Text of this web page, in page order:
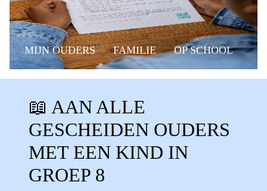
MIJN OUDERS FAMILIE OP SCHOOL
BELANGRIJKE MOMENTEN GROEP 8
MUSICAL EINDMUSICAL
GROEP 8 MUSICAL RAPPORT
MIDDELBARE BASISSCHOOL
LAGERE SCHOOL
📖 AAN ALLE
GESCHEIDEN OUDERS
MET EEN KIND IN
GROEP 8